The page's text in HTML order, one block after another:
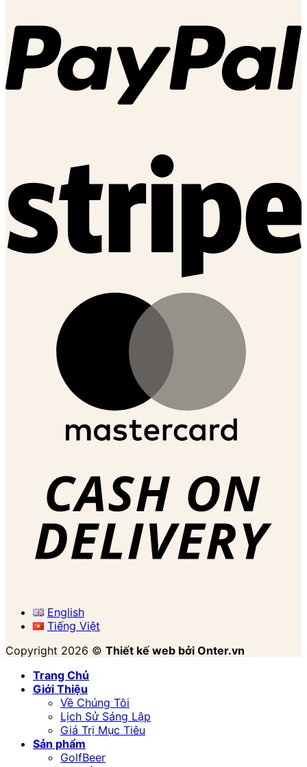
English
Tiếng Việt
Copyright 2026 © Thiết kế web bởi Onter.vn
Trang Chủ
Giới Thiệu
Về Chúng Tôi
Lịch Sử Sáng Lập
Giá Trị Mục Tiêu
Sản phẩm
GolfBeer